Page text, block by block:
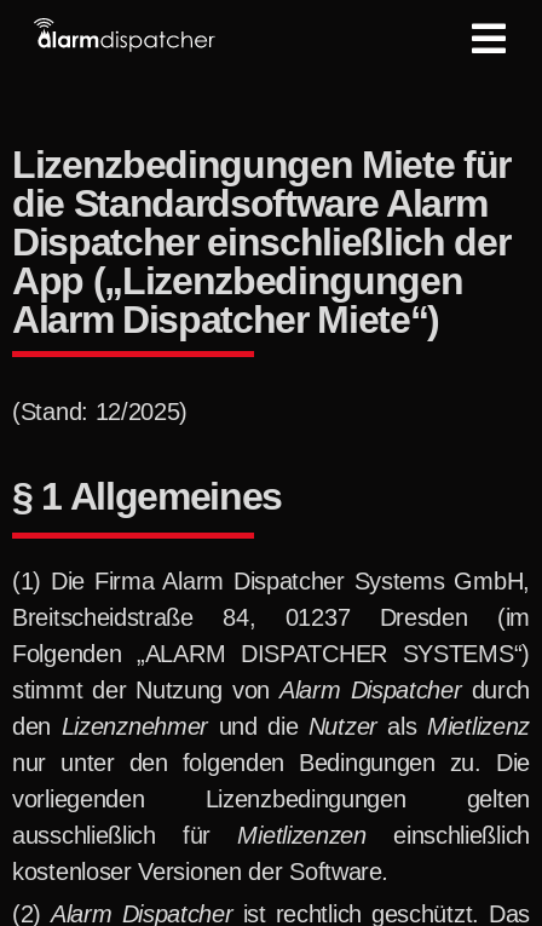
Lizenzbedingungen Miete für
die Standardsoftware Alarm
Dispatcher einschließlich der
App („Lizenzbedingungen
Alarm Dispatcher Miete“)
(Stand: 12/2025)
§ 1 Allgemeines
Die Firma Alarm Dispatcher Systems GmbH,
Breitscheidstraße 84, 01237 Dresden (im
Folgenden „ALARM DISPATCHER SYSTEMS“)
stimmt der Nutzung vonAlarm Dispatcher durch
den Lizenznehmerund die Nutzerals Mietlizenz
nur unter den folgenden Bedingungen zu. Die
vorliegenden Lizenzbedingungen gelten
ausschließlich für Mietlizenzeneinschließlich
kostenloser Versionen der Software.
Alarm Dispatcher ist rechtlich geschützt. Das